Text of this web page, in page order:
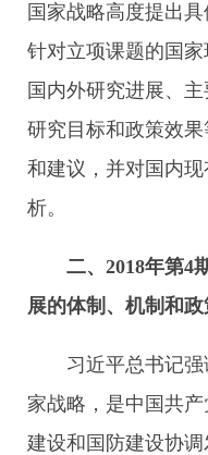
国家战略高度提出
针对立项课题的国家
国内外研究进展、
研究目标和政策效
和建议，并对国内
析。
二、2018年第4
展的体制、机制和
习近平总书记强
家战略，是中国共
建设和国防建设协